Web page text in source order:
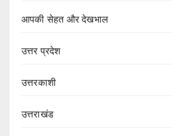
आपकी सेहत और देखभाल
उत्तर प्रदेश
उत्तरकाशी
उत्तराखंड